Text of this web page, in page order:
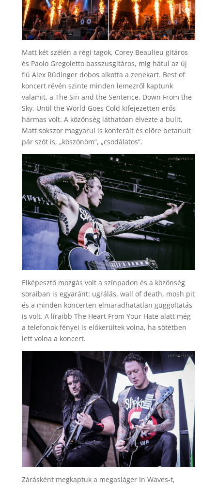
Matt két szélén a régi tagok, Corey Beaulieu gitáros
és Paolo Gregoletto basszusgitáros, míg hátul az új
fiú Alex Rüdinger dobos alkotta a zenekart. Best of
koncert révén szinte minden lemezről kaptunk
valamit, a The Sin and the Sentence, Down From the
Sky, Until the World Goes Cold kifejezetten erős
hármas volt. A közönség láthatóan élvezte a bulit,
Matt sokszor magyarul is konferált és előre betanult
pár szót is, „köszönöm”, „csodálatos”.
Elképesztő mozgás volt a színpadon és a közönség
soraiban is egyaránt: ugrálás, wall of death, mosh pit
és a minden koncerten elmaradhatatlan guggoltatás
is volt. A líraibb The Heart From Your Hate alatt még
a telefonok fényei is előkerültek volna, ha sötétben
lett volna a koncert.
Zárásként megkaptuk a megasláger In Waves-t,